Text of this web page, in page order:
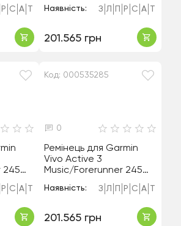
Р С А Наявність: З Л Р С А
201.565 грн
245
Р С А
Код: 000535285
0
Ремінець для Garmin
Vivo Active 3
Music/Forerunner 245
Наявність: З Л Р С А
201.565 грн